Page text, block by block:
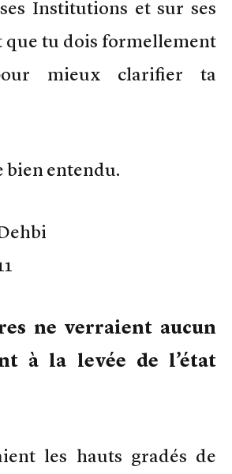
Institutions et sur ses
que tu dois formellement
mieux clarifier ta
bien entendu.
ne verraient aucun
à la levée de l’état
les hauts gradés de